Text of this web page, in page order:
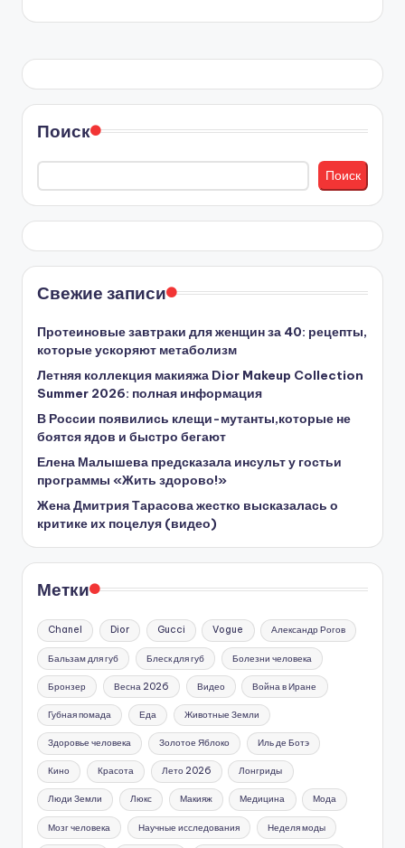
Поиск
Поиск
Свежие записи
Протеиновые завтраки для женщин за 40: рецепты,
которые ускоряют метаболизм
Летняя коллекция макияжа Dior Makeup Collection
Summer 2026: полная информация
В России появились клещи-мутанты,которые не
боятся ядов и быстро бегают
Елена Малышева предсказала инсульт у гостьи
программы «Жить здорово!»
Жена Дмитрия Тарасова жестко высказалась о
критике их поцелуя (видео)
Метки
Chanel Dior Gucci Vogue Александр Рогов
Бальзам для губ Блеск для губ Болезни человека
Бронзер Весна 2026 Видео Война в Иране
Губная помада Еда Животные Земли
Здоровье человека Золотое Яблоко Иль де Ботэ
Кино Красота Лето 2026 Лонгриды
Люди Земли Люкс Макияж Медицина Мода
Мозг человека Научные исследования Неделя моды